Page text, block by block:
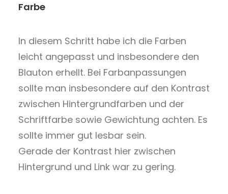
Farbe
In diesem Schritt habe ich die Farben
leicht angepasst und insbesondere den
Blauton erhellt. Bei Farbanpassungen
sollte man insbesondere auf den Kontrast
zwischen Hintergrundfarben und der
Schriftfarbe sowie Gewichtung achten. Es
sollte immer gut lesbar sein.
Gerade der Kontrast hier zwischen
Hintergrund und Link war zu gering.